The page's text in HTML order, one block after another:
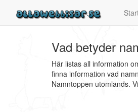
Vad betyder
Här listas all information
finna information vad
Namntoppen utomlands.